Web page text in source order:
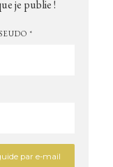
je publie !
*